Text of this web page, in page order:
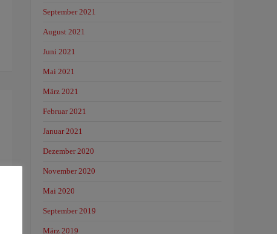
September 2021
August 2021
Juni 2021
Mai 2021
März 2021
Februar 2021
Januar 2021
Dezember 2020
November 2020
Mai 2020
September 2019
März 2019